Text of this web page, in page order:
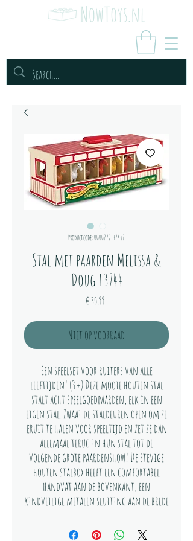
Productcode: 0000772137447
Stal met paarden Melissa &
Doug 13744
€ 30,99Prijs
Niet op voorraad
Een speelset voor ruiters van alle
leeftijden! (3+) Deze mooie houten stal
stalt acht speelgoedpaarden, elk in een
eigen stal. Zwaai de staldeuren open om ze
eruit te halen voor speeltijd en zet ze dan
allemaal terug in hun stal tot de
volgende grote paardenshow! De stevige
houten stalbox heeft een comfortabel
handvat aan de bovenkant, een
kindveilige metalen sluiting aan de brede
rasgids op het onderste paneel met